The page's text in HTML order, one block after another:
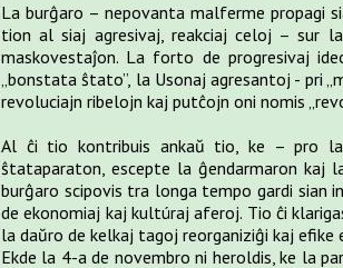
La burĝaro – nepovanta malferme propagi
tion al siaj agresivaj, reakciaj celoj – sur
maskovestaĵon. La forto de progresivaj
„bonstata ŝtato”, la Usonaj agresantoj - pri
revoluciajn ribelojn kaj putĉojn oni nomis
Al ĉi tio kontribuis ankaŭ tio, ke – pro
ŝtataparaton, escepte la ĝendarmaron kaj
burĝaro scipovis tra longa tempo gardi sian
de ekonomiaj kaj kultúraj aferoj. Tio ĉi
la daŭro de kelkaj tagoj reorganiziĝi kaj efike
Ekde la 4-a de novembro ni heroldis, ke la